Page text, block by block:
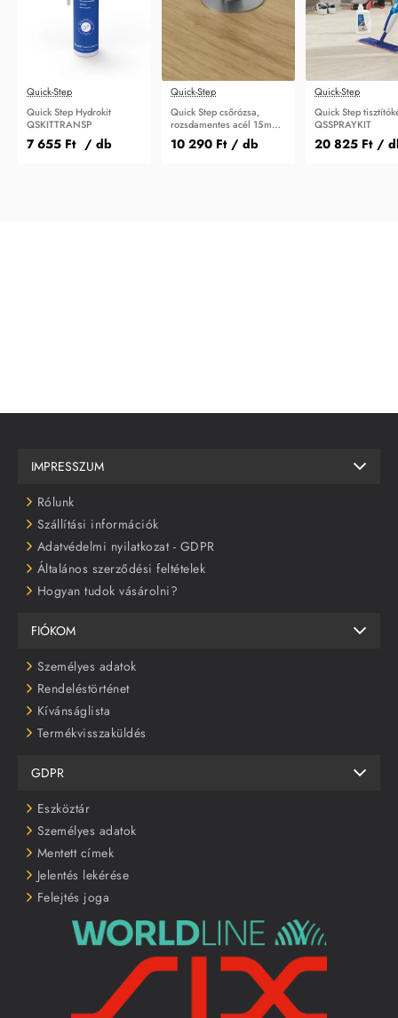
Quick-Step
Quick Step Hydrokit
QSKITTRANSP
7 655 Ft / db
Quick-Step
Quick Step csőrózsa,
rozsdamentes acél 15mm
QSRCINOX15
10 290 Ft / db
Quick-Step
Quick Step
QSSPRAYKIT
20 825 Ft /
IMPRESSZUM
Rólunk
Szállítási információk
Adatvédelmi nyilatkozat - GDPR
Általános szerződési feltételek
Hogyan tudok vásárolni?
FIÓKOM
Személyes adatok
Rendeléstörténet
Kívánságlista
Termékvisszaküldés
GDPR
Eszköztár
Személyes adatok
Mentett címek
Jelentés lekérése
Felejtés joga